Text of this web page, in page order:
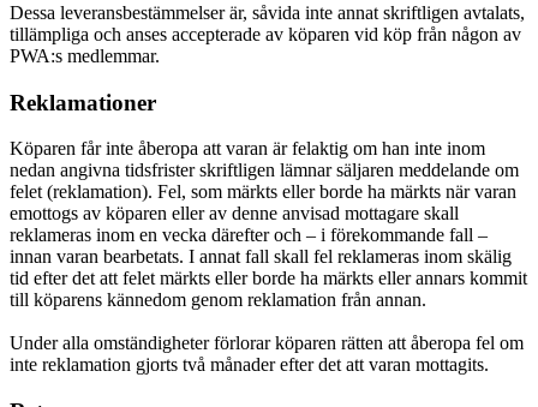
Dessa leveransbestämmelser är, såvida inte annat skriftligen avtalats,
tillämpliga och anses accepterade av köparen vid köp från någon av
PWA:s medlemmar.
Reklamationer
Köparen får inte åberopa att varan är felaktig om han inte inom
nedan angivna tidsfrister skriftligen lämnar säljaren meddelande om
felet (reklamation). Fel, som märkts eller borde ha märkts när varan
emottogs av köparen eller av denne anvisad mottagare skall
reklameras inom en vecka därefter och – i förekommande fall –
innan varan bearbetats. I annat fall skall fel reklameras inom skälig
tid efter det att felet märkts eller borde ha märkts eller annars kommit
till köparens kännedom genom reklamation från annan.
Under alla omständigheter förlorar köparen rätten att åberopa fel om
inte reklamation gjorts två månader efter det att varan mottagits.